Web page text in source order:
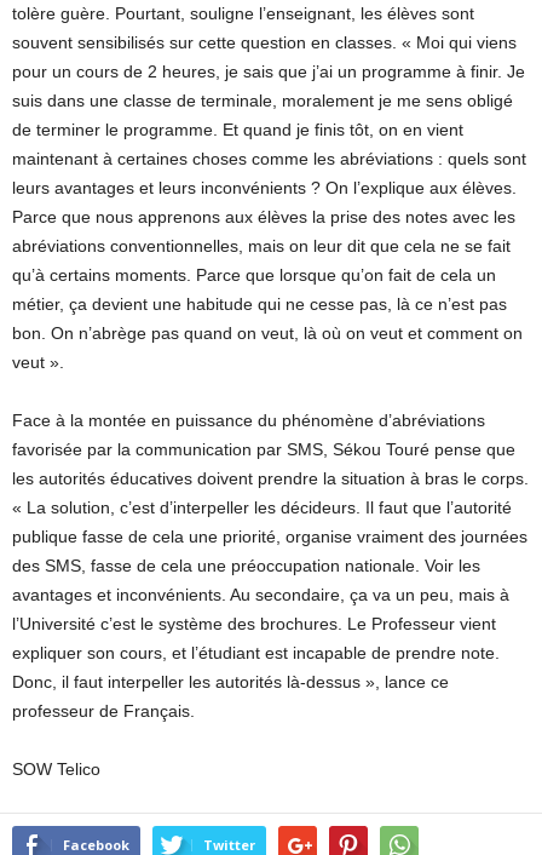
tolère guère. Pourtant, souligne l’enseignant, les élèves sont
souvent sensibilisés sur cette question en classes. « Moi qui viens
pour un cours de 2 heures, je sais que j’ai un programme à finir. Je
suis dans une classe de terminale, moralement je me sens obligé
de terminer le programme. Et quand je finis tôt, on en vient
maintenant à certaines choses comme les abréviations : quels sont
leurs avantages et leurs inconvénients ? On l’explique aux élèves.
Parce que nous apprenons aux élèves la prise des notes avec les
abréviations conventionnelles, mais on leur dit que cela ne se fait
qu’à certains moments. Parce que lorsque qu’on fait de cela un
métier, ça devient une habitude qui ne cesse pas, là ce n’est pas
bon. On n’abrège pas quand on veut, là où on veut et comment on
veut ».
Face à la montée en puissance du phénomène d’abréviations
favorisée par la communication par SMS, Sékou Touré pense que
les autorités éducatives doivent prendre la situation à bras le corps.
« La solution, c’est d’interpeller les décideurs. Il faut que l’autorité
publique fasse de cela une priorité, organise vraiment des journées
des SMS, fasse de cela une préoccupation nationale. Voir les
avantages et inconvénients. Au secondaire, ça va un peu, mais à
l’Université c’est le système des brochures. Le Professeur vient
expliquer son cours, et l’étudiant est incapable de prendre note.
Donc, il faut interpeller les autorités là-dessus », lance ce
professeur de Français.
SOW Telico
Facebook Twitter